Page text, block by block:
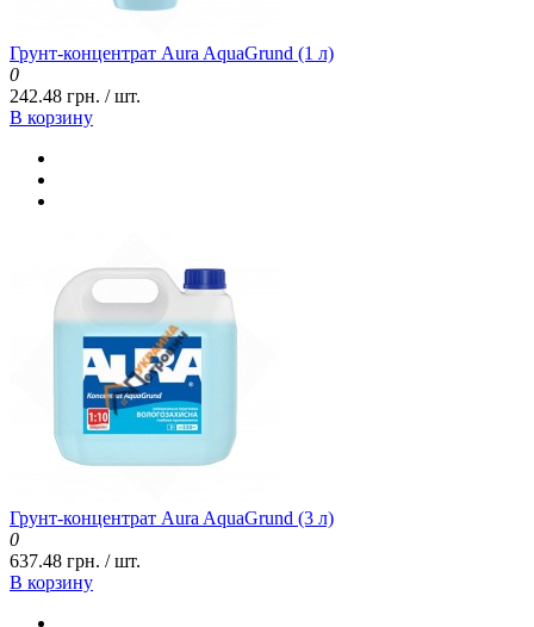
Грунт-концентрат Aura AquaGrund (1 л)
0
242.48 грн. / шт.
В корзину
Грунт-концентрат Aura AquaGrund (3 л)
0
637.48 грн. / шт.
В корзину